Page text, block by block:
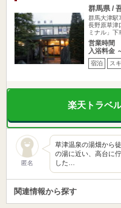
群馬県 /
群馬大津駅
長野原草津
ミナル」下
営業時間
入浴料金
宿泊 ス
楽天トラベ
匿名
草津温泉の湯畑から
の湯に近い、高台に
した…
関連情報から探す